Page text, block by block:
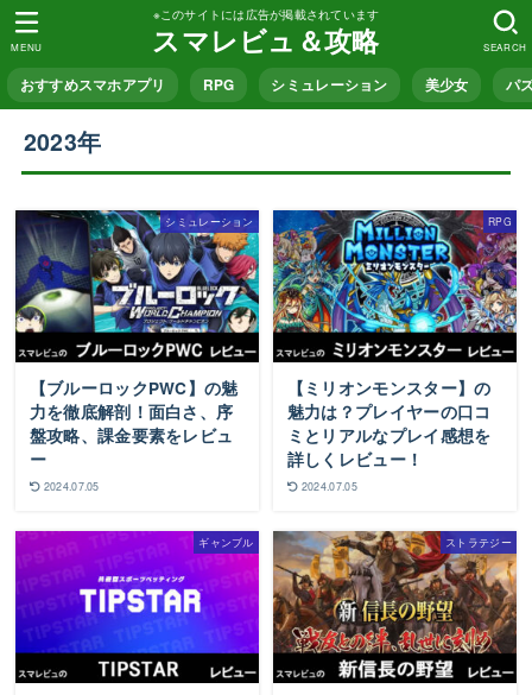
※このサイトには広告が掲載されています
スマレビュ＆攻略
おすすめスマホアプリ RPG シミュレーション 美少女 パ
SEARCH
MENU
2023年
シミュレーション
【ブルーロックPWC】の魅
力を徹底解剖！面白さ、序
盤攻略、課金要素をレビュ
ー
2024.07.05
RPG
【ミリオンモンスター】の
魅力は？プレイヤーの口コ
ミとリアルなプレイ感想を
詳しくレビュー！
2024.07.05
ギャンブル ストラテジー